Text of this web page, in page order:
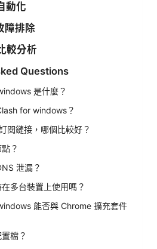
動化
障排除
較分析
Questions
是什麼？
for windows？
閱鏈接，哪個比較好？
？
泄漏？
多台裝置上使用嗎？
能否與 Chrome 擴充套件
檔？